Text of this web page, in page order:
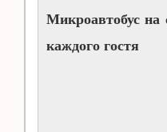
Микроавтобус
каждого гостя